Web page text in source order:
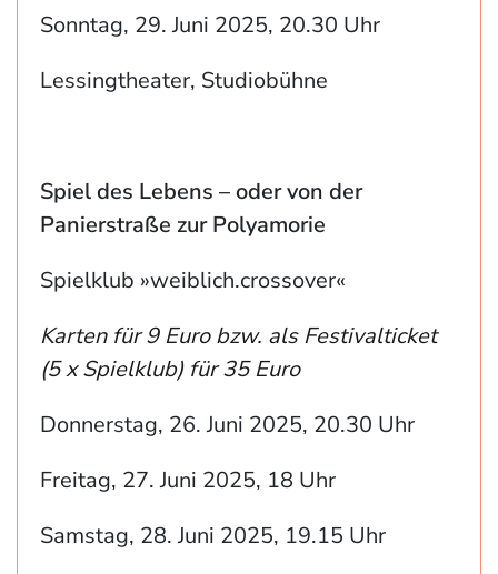
Sonntag, 29. Juni 2025, 20.30 Uhr
Lessingtheater, Studiobühne
Spiel des Lebens – oder von der
Panierstraße zur Polyamorie
Spielklub »weiblich.crossover«
Karten für 9 Euro bzw. als Festivalticket
(5 x Spielklub) für 35 Euro
Donnerstag, 26. Juni 2025, 20.30 Uhr
Freitag, 27. Juni 2025, 18 Uhr
Samstag, 28. Juni 2025, 19.15 Uhr